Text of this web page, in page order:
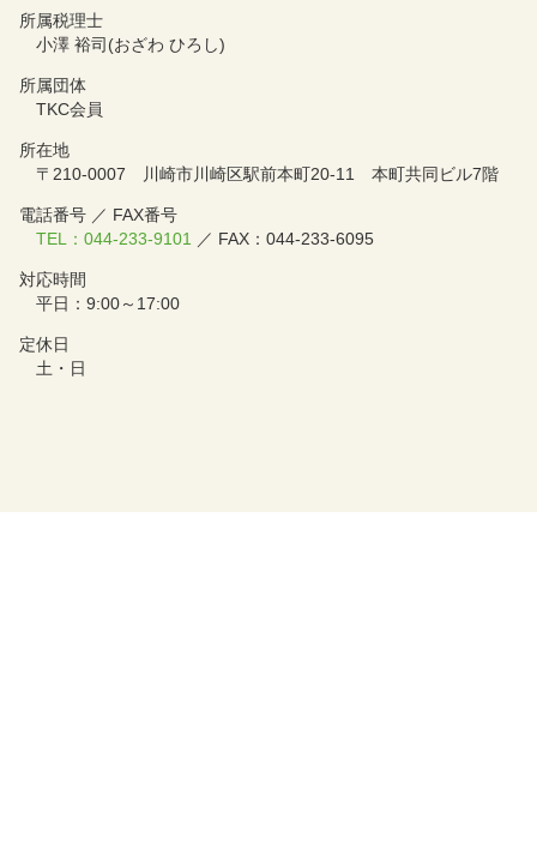
所属税理士
小澤 裕司(おざわ ひろし)
所属団体
TKC会員
所在地
〒210-0007 川崎市川崎区駅前本町20-11 本町共同ビル7階
電話番号 ／ FAX番号
TEL：044-233-9101 ／ FAX：044-233-6095
対応時間
平日：9:00～17:00
定休日
土・日